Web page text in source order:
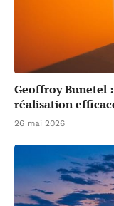
Geoffroy Bunetel
réalisation
26 mai 2026